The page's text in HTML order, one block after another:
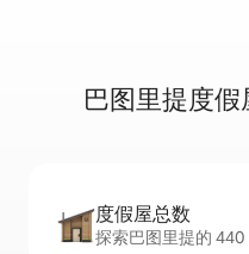
巴图里提度
度假屋总数
探索巴图里提的 440